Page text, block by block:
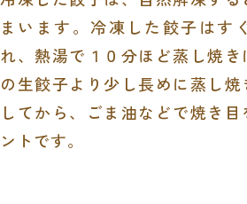
まいます。冷凍した餃子はす
れ、熱湯で１０分ほど蒸し焼
の生餃子より少し長めに蒸し
してから、ごま油などで焼き
ントです。